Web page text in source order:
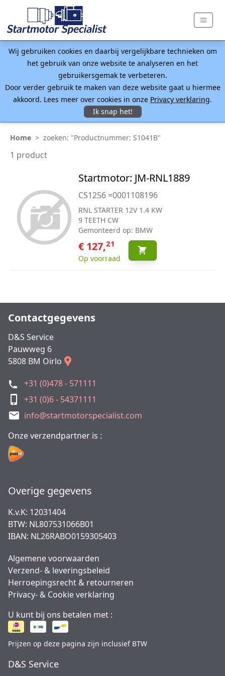
Wij gebruiken cookies en daarbij vergelijkbare technieken om
het gebruik van onze website te analyseren en het
gebruikersgemak te verbeteren.
Door verder gebruik te maken van deze website gaat u hiermee
akkoord. Lees meer over cookies in onze Privacy verklaring.
Ik snap het!
Home > zoeken: "Productnummer: S1041B"
1 product
Startmotor: JM-RNL1889
CS1256 =0001108196
RNL STARTER 12V 1.4 KW
9 TEETH CW
Gemonteerd op: BMW
€ 127,21
Op voorraad
Contactgegevens
D&S Service
Pauwweg 6
5808 BM Oirlo
+31 (0)478 - 571111
+31 (0)6 - 54371111
info@startmotorspecialist.com
Onze verzendpartner is :
Overige gegevens
K.v.K: 12031404
BTW: NL807531066B01
IBAN: NL26RABO0159305403
Algemene voorwaarden
Verzend- & leveringsbeleid
Herroepingsrecht & retourneren
Privacy- & Cookie verklaring
U kunt bij ons betalen met :
Prijzen op deze pagina zijn inclusief BTW
D&S Service